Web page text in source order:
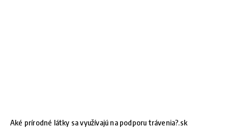
Aké prírodné látky sa využívajú na podporu trávenia?.sk